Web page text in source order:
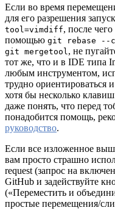
Если во время
для его разрешения
tool=vimdiff, после
помощью git rebase --
git mergetool , не
тот же, что и в IDE типа
любым инструментом,
трудно ориентироваться
хотя бы несколько
даже понять, что перед
понадобится помощь,
руководство.
Если все изложенное
вам просто страшно
request (запрос на
GitHub и задействуйте
(«Переместить и
простые перемещения/